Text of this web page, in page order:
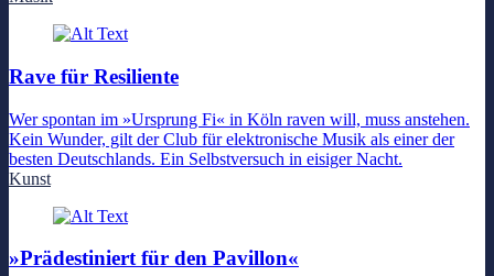
Rave für Resiliente
Wer spontan im »Ursprung Fi« in Köln raven will, muss anstehen.
Kein Wunder, gilt der Club für elektronische Musik als einer der
besten Deutschlands. Ein Selbstversuch in eisiger Nacht.
Kunst
»Prädestiniert für den Pavillon«